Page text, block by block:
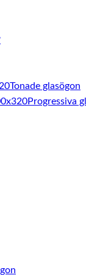
Tonade glasögon
Progressiva